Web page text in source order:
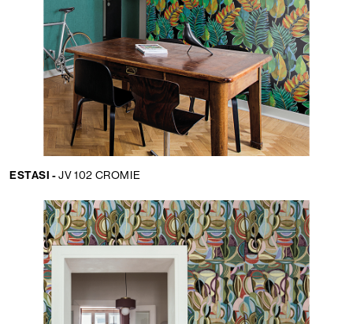
ESTASI -JV 102 CROMIE